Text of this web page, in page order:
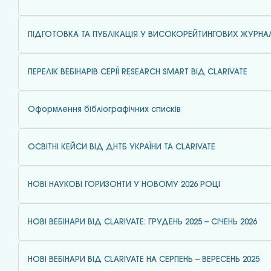
ПІДГОТОВКА ТА ПУБЛІКАЦІЯ У ВИСОКОРЕЙТИНГОВИХ
ПЕРЕЛІК ВЕБІНАРІВ СЕРІЇ RESEARCH SMART ВІД CLARIVATE
Оформлення бібліографічних списків
ОСВІТНІ КЕЙСИ ВІД ДНТБ УКРАЇНИ ТА CLARIVATE
НОВІ НАУКОВІ ГОРИЗОНТИ У НОВОМУ 2026 РОЦІ
НОВІ ВЕБІНАРИ ВІД CLARIVATE: ГРУДЕНЬ 2025 – СІЧЕНЬ 2026
НОВІ ВЕБІНАРИ ВІД CLARIVATE НА СЕРПЕНЬ – ВЕРЕСЕНЬ 2025